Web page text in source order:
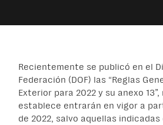
Recientemente se publicó en el
Federación (DOF) las “Reglas
Exterior para 2022 y su anexo
establece entrarán en vigor a
de 2022, salvo aquellas